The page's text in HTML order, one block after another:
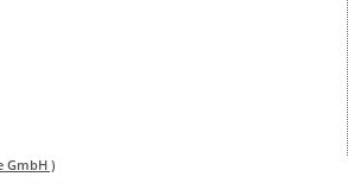
GmbH )